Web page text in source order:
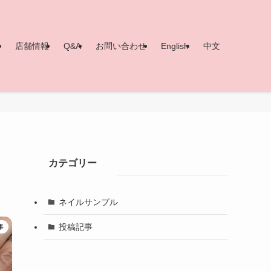
店舗情報 Q&A お問い合わせ English 中文
カテゴリー
ネイルサンプル
投稿記事